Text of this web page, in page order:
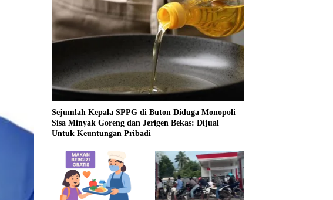
Sejumlah Kepala SPPG di Buton Diduga Monopoli
Sisa Minyak Goreng dan Jerigen Bekas: Dijual
Untuk Keuntungan Pribadi